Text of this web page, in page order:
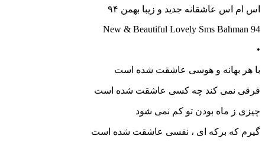
اس ام اس عاشقانه جدید و زیبا بهمن ۹۴
New & Beautiful Lovely Sms Bahman 94
•
با هر بهانه و هوسی عاشقت شده است
فرقی نمی کند چه کسی عاشقت شده است
چیزی ز ماه بودن تو کم نمی شود
گیرم که برکه ای ، نفسی عاشقت شده است